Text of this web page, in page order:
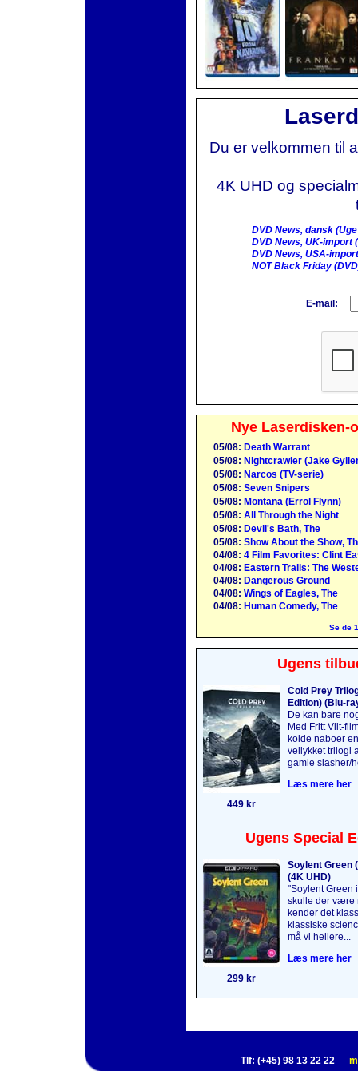
Du er velkommen til
4K UHD og
DVD News, dansk
DVD News, UK-import
DVD News, USA-
NOT Black Friday
E-mail:
Nye Laserdisken-
05/08: Death Warrant
05/08: Nightcrawler (Jake
05/08: Narcos (TV-serie)
05/08: Seven Snipers
05/08: Montana (Errol Flynn)
05/08: All Through the Night
05/08: Devil's Bath, The
05/08: Show About the Show,
04/08: 4 Film Favorites: Clint
04/08: Eastern Trails: The
04/08: Dangerous Ground
04/08: Wings of Eagles, The
04/08: Human Comedy, The
Se de
Ugens
Cold Prey
Edition) (Blu-
De kan bare
Med Fritt Vilt-
kolde naboer
vellykket trilogi
gamle slasher/
Læs mere her
449 kr
Ugens Special
Soylent Green
(4K UHD)
"Soylent Green
skulle der være
kender det
klassiske
må vi hellere...
Læs mere her
299 kr
Tlf: (+45) 98 13 22 22